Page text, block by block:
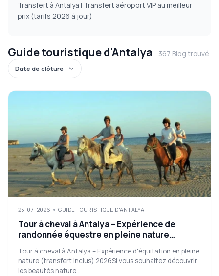
Transfert à Antalya | Transfert aéroport VIP au meilleur
prix (tarifs 2026 à jour)
Guide touristique d'Antalya 367 Blog trouvé
25-07-2026 GUIDE TOURISTIQUE D'ANTALYA
Tour à cheval à Antalya – Expérience de
randonnée équestre en pleine nature
(transfert inclus) 2026
Tour à cheval à Antalya – Expérience d'équitation en pleine
nature (transfert inclus) 2026Si vous souhaitez découvrir
les beautés nature...